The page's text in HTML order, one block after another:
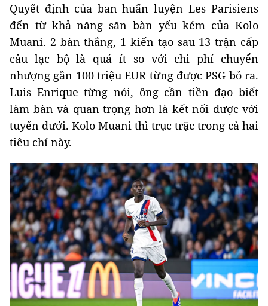
Quyết định của ban huấn luyện Les Parisiens
đến từ khả năng săn bàn yếu kém của Kolo
Muani. 2 bàn thắng, 1 kiến tạo sau 13 trận cấp
câu lạc bộ là quá ít so với chi phí chuyển
nhượng gần 100 triệu EUR từng được PSG bỏ ra.
Luis Enrique từng nói, ông cần tiền đạo biết
làm bàn và quan trọng hơn là kết nối được với
tuyến dưới. Kolo Muani thì trục trặc trong cả hai
tiêu chí này.